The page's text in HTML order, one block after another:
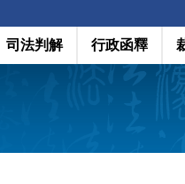
司法判解 行政函釋